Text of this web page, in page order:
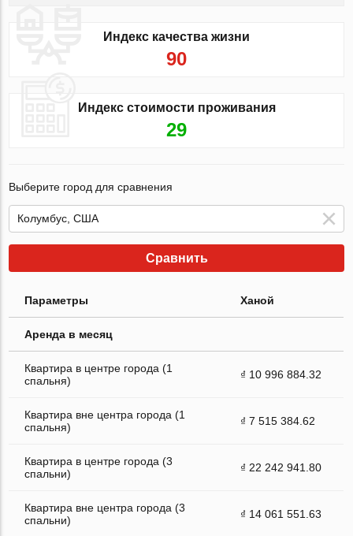
Индекс качества жизни
90
Индекс стоимости проживания
29
Выберите город для сравнения
Сравнить
Параметры Ханой
Аренда в месяц
Квартира в центре города (1
спальня)
₫ 10 996 884.32
Квартира вне центра города (1
спальня)
₫ 7 515 384.62
Квартира в центре города (3
спальни)
₫ 22 242 941.80
Квартира вне центра города (3
спальни)
₫ 14 061 551.63